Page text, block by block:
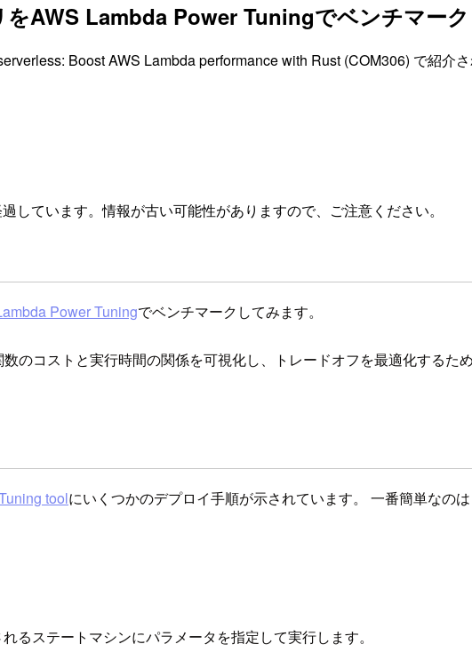
AWS Lambda Power Tuningでベンチマー
Boost AWS Lambda performance with Rust (COM306) で紹
しています。情報が古い可能性がありますので、ご注意ください。
Power Tuningでベンチマークしてみます。
のコストと実行時間の関係を可視化し、トレードオフを最適化するた
toolにいくつかのデプロイ手順が示されています。 一番簡単なのは
るステートマシンにパラメータを指定して実行します。